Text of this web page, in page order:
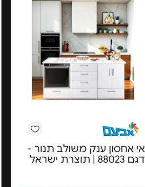
אי אחסון ענק משולב תנור -
דגם 88023 | תוצרת ישראל